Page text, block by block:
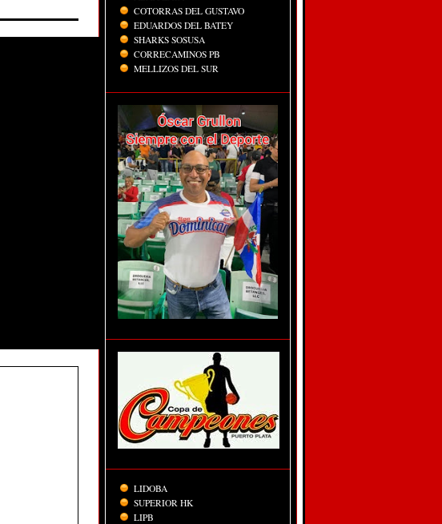
COTORRAS DEL GUSTAVO
EDUARDOS DEL BATEY
SHARKS SOSUSA
CORRECAMINOS PB
MELLIZOS DEL SUR
LIDOBA
SUPERIOR HK
LIPB